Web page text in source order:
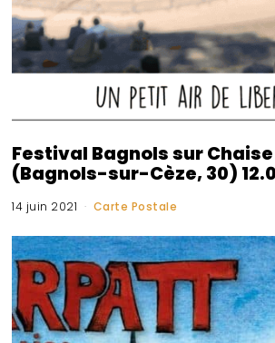
Festival Bagnols sur Chaise
(Bagnols-sur-Cèze, 30)
14 juin 2021 Carte Postale